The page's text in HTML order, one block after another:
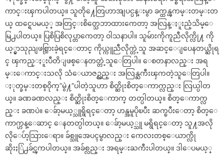
ကာင္းၾကပါတယ္။ သူတို႔ေတြဟာအျပင္ပန္းမွာ ခက္ထန္ၾကမ္းတမ္းတ
ယ္ ထင္ရေပမယ့္ အတြင္းစိတ္သေဘာထားကေတာ့ အလြန္ႏူးညံ့သိမ္ေ
မြ႕ပါတယ္။ ပြစိပြစိလုပ္တာကေတာ့ ဝါသနာပါ။ သူမ်ားကိုကူညီလိုက္လို႔ ကို
ယ့္မွာသုညျဖစ္သြားခဲ့ရင္ေတာင္ ကိုယ္ကူညီလိုက္တဲ့သူ အဆင္ေျပေနတယ္ဆိုရ
င္ ၾကည္ႏူးပီတိျဖစ္ေနတတ္တဲ့သူေတြပါ။ ေစတနာလည္း အရ
မ္းေကာင္းသလို သံေယာဇဥ္လည္း အလြန္ႀကီးၾကတဲ့သူေတြပါ။
ႏုတ္ခမ္းတစ္ဝိုက္”မွဲ႔”ပါတဲ့သူဟာ စိတ္ဆိုးစိတ္ေကာက္လည္း လြယ္ပါတ
ယ္။ ခဏခဏလည္း စိတ္ဆိုးစိတ္ေကာက္ တတ္ပါတယ္။ စိတ္ေကာက္လ
ည္း ခဏပဲ။ ေခ်ာ့မယ့္သူရွိရင္ေတာ့ ဟန္အမူပိုၿပီး ဆက္ၿပီးေတာ့ စိတ္ေ
ကာက္ဟန္ေဆာင္ ေနတတ္ပါတယ္။ ေခ်ာ့မယ့္သူ မရွိရင္ေတာ့ သူ႔အလို
လိုေပ်ာ့သြားေရာ။ ခ်စ္သူအေပၚမွာလည္း ကေလးတစ္ေယာက္လို
ဆိုးႏြဲ႕ခ်င္ၾကပါတယ္။ အခ်စ္လည္း အရမ္းႀကီးပါတယ္။ ဒါေပမယ့္